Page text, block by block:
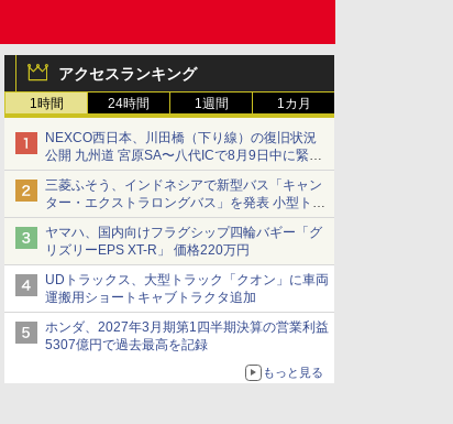
アクセスランキング
1時間 24時間 1週間 1カ月
NEXCO西日本、川田橋（下り線）の復旧状況
公開 九州道 宮原SA〜八代ICで8月9日中に緊急
車両を通行可能に
三菱ふそう、インドネシアで新型バス「キャン
ター・エクストラロングバス」を発表 小型トラ
ックベースの観光・旅客輸送向けバス
ヤマハ、国内向けフラグシップ四輪バギー「グ
リズリーEPS XT-R」 価格220万円
UDトラックス、大型トラック「クオン」に車両
運搬用ショートキャブトラクタ追加
ホンダ、2027年3月期第1四半期決算の営業利益
5307億円で過去最高を記録
もっと見る